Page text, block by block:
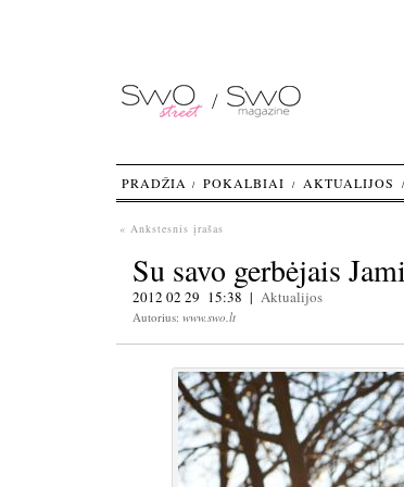
« Ankstesnis įrašas
Su savo gerbėjais
2012 02 29 15:38 | Aktualijos
Autorius: www.swo.lt
PRADŽIA POKALBIAI AKTUALIJOS